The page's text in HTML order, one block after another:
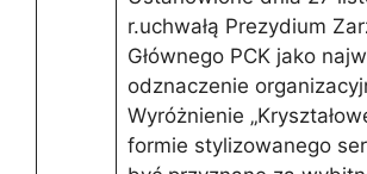
r.uchwałą Prezydium
Głównego PCK jako
odznaczenie
Wyróżnienie
formie stylizowanego